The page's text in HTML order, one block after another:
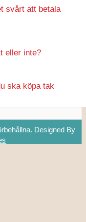
svårt att betala
eller inte?
ska köpa tak
Designed By